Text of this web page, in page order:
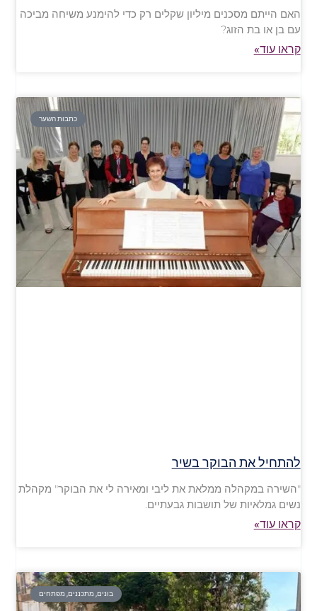
האם הייתם מסכנים מיליון שקלים רק כדי להימנע משיחה מביכה
עם בן או בת הזוג?
קראו עוד»
כתבות השער
להתחיל את הבוקר בשיר
"השירה במקהלה ממלאת את ליבי ומאירה לי את הבוקר" מקהלת
נשים גמלאיות של תושבות גבעתיים.
קראו עוד»
בונים, מתכננים, מפתחים